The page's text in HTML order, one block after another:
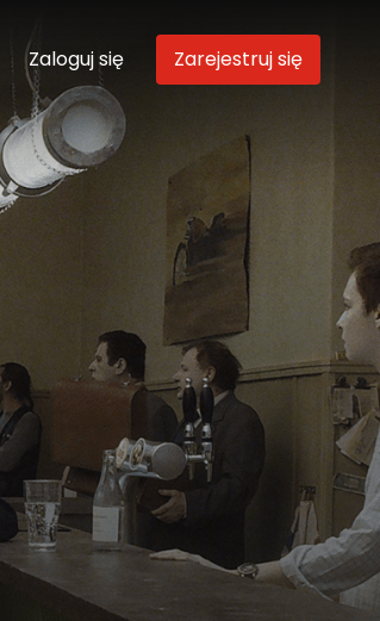
Zaloguj się Zarejestruj się